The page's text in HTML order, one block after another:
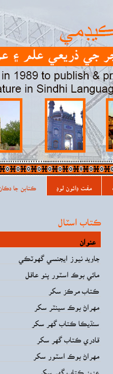
مفت ڊائون لوڊ ڪتابن جا دڪان
ڪتاب اسٽال
عنوان
جاويد نيوز ايجنسي گهوٽڪي
مائي بوڪ اسٽور پنو عاقل
ڪتاب مرڪز سکر
مهراڻ بوڪ سينٽر سکر
سنڌيڪا ڪتاب گهر سکر
قادري ڪتاب گهر سکر
مهراڻ بوڪ اسٽور سکر
عزيز ڪتاب گهر سکر